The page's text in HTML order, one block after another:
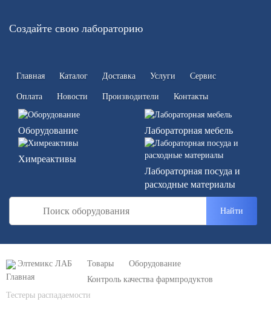
Создайте свою лабораторию
Главная Каталог Доставка Услуги Сервис
Оплата Новости Производители Контакты
Оборудование Лабораторная мебель
Химреактивы
Лабораторная посуда и
расходные материалы
Найти
Элтемикс ЛАБ Товары
Оборудование
Контроль качества фармпродуктов
Тестеры распадаемости